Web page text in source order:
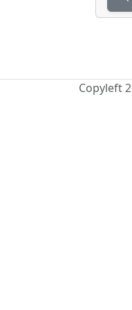
Copyleft